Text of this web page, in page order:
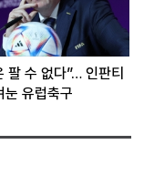
팔 수 없다”… 인판티
눈 유럽축구